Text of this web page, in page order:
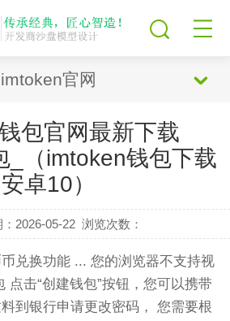
imtoken官网
包官网最新下载
_（imtoken钱包下载
安卓10）
2026-05-22 浏览次数：
兑换功能 ... 您的浏览器不支持视
点击“创建钱包”按钮，您可以携带
到银行申请更改密码， 您需要根